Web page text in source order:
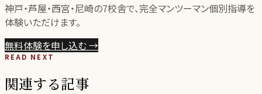
神戸・芦屋・西宮・尼崎の7校舎で、完全マンツーマン個別指導を
体験いただけます。
無料体験を申し込む→
READ NEXT
関連する記事